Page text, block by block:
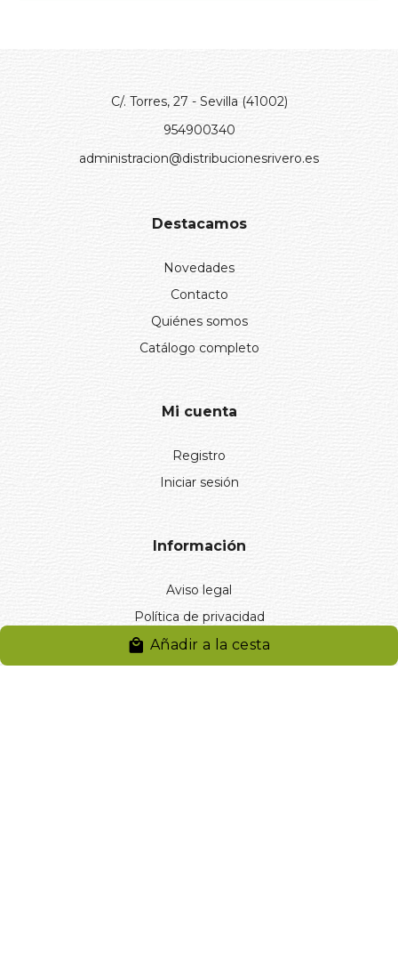
Añadir a la cesta
C/. Torres, 27 - Sevilla (41002)
954900340
administracion@distribucionesrivero.es
Destacamos
Novedades
Contacto
Quiénes somos
Catálogo completo
Mi cuenta
Registro
Iniciar sesión
Información
Aviso legal
Política de privacidad
Entregas y devoluciones
Desistimiento